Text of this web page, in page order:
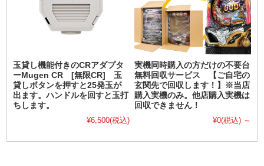
玉貸し機能付きのCRアダプタ
ーMugen CR [無限CR] 玉
貸しボタンを押すと25発玉が
出ます。ハンドルを回すと玉打
ちします。
¥6,500(税込)
実機同時購入の方だけの不要台
無料回収サービス 【ご自宅の
玄関先で回収します！】※当店
購入実機のみ。他店購入実機は
回収できません！
¥0(税込) ～